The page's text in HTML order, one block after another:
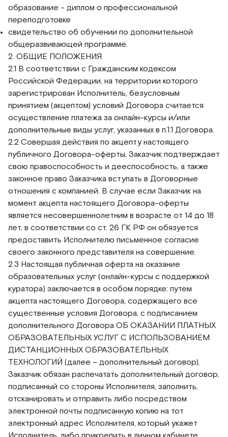
образование - диплом о профессиональной
переподготовке
свидетельство об обучении по дополнительной
общеразвивающей программе.
2. ОБЩИЕ ПОЛОЖЕНИЯ
2.1 В соответствии с Гражданским кодексом
Российской Федерации, на территории которого
зарегистрирован Исполнитель, безусловным
принятием (акцептом) условий Договора считается
осуществление платежа за онлайн-курсы и/или
дополнительные виды услуг, указанных в п.1.1 Договора.
2.2 Совершая действия по акцепту настоящего
публичного Договора-оферты, Заказчик подтверждает
свою правоспособность и дееспособность, а также
законное право Заказчика вступать в Договорные
отношения с компанией. В случае если Заказчик на
момент акцепта настоящего Договора-оферты
является несовершеннолетним в возрасте от 14 до 18
лет, в соответствии со ст. 26 ГК РФ он обязуется
предоставить Исполнителю письменное согласие
своего законного представителя на совершение.
2.3 Настоящая публичная оферта на оказание
образовательных услуг (онлайн-курсы с поддержкой
куратора) заключается в особом порядке: путем
акцепта настоящего Договора, содержащего все
существенные условия Договора, с подписанием
дополнительного Договора ОБ ОКАЗАНИИ ПЛАТНЫХ
ОБРАЗОВАТЕЛЬНЫХ УСЛУГ С ИСПОЛЬЗОВАНИЕМ
ДИСТАНЦИОННЫХ ОБРАЗОВАТЕЛЬНЫХ
ТЕХНОЛОГИЙ (далее – дополнительный договор).
Заказчик обязан распечатать дополнительный договор,
подписанный со стороны Исполнителя, заполнить,
отсканировать и отправить либо посредством
электронной почты подписанную копию на тот
электронный адрес Исполнителя, который укажет